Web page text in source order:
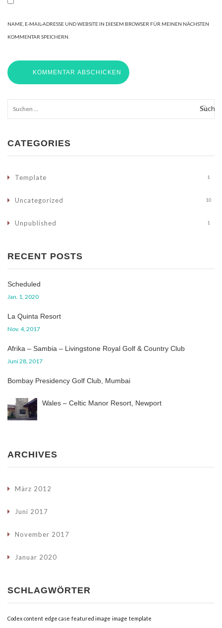
NAME, E-MAIL-ADRESSE UND WEBSITE IN DIESEM BROWSER FÜR MEINEN NÄCHSTEN
KOMMENTAR SPEICHERN.
nach:
CATEGORIES
Template 1
Uncategorized 10
Unpublished 1
RECENT POSTS
Scheduled
Jan. 1, 2020
La Quinta Resort
Nov. 4, 2017
Afrika – Sambia – Livingstone Royal Golf & Country Club
Juni 28, 2017
Bombay Presidency Golf Club, Mumbai
Wales – Celtic Manor Resort, Newport
ARCHIVES
März 2012
Juni 2017
November 2017
Januar 2020
SCHLAGWÖRTER
Codex content edge case featured image image template